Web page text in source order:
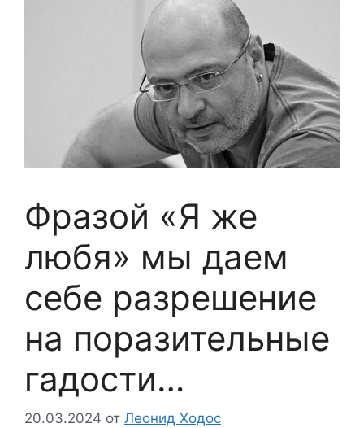
Фразой «Я же
любя» мы даем
себе разрешение
на поразительные
гадости…
20.03.2024 от Леонид Ходос